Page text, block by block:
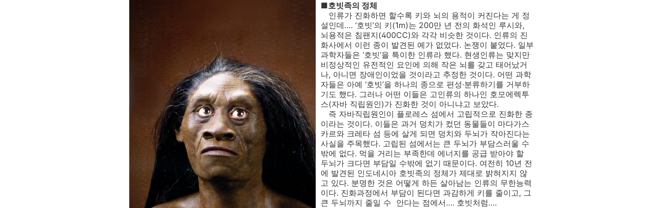
■호빗족의 정체
인류가 진화하면 할수록 키와 뇌의 용적이 커진다는 게 정
설인데…. ‘호빗’의 키(1m)는 200만 년 전의 화석인 루시와,
뇌용적은 침팬지(400CC)와 각각 비슷한 것이다. 인류의 진
화사에서 이런 종이 발견된 예가 없었다. 논쟁이 붙었다. 일부
과학자들은 ‘호빗’을 특이한 인류라 했다. 현생인류는 맞지만
비정상적인 유전적인 요인에 의해 작은 뇌를 갖고 태어났거
나, 아니면 장애인이었을 것이라고 추정한 것이다. 어떤 과학
자들은 아예 ‘호빗’을 하나의 종으로 편성·분류하기를 거부하
기도 했다. 그러나 어떤 이들은 고인류의 하나인 호모에렉투
스(자바 직립원인)가 진화한 것이 아니냐고 보았다.
즉 자바직립원인이 플로레스 섬에서 고립적으로 진화한 종
이라는 것이다. 이들은 과거 덩치가 컸던 동물들이 마다가스
카르와 크레타 섬 등에 살게 되면 덩치와 두뇌가 작아진다는
사실을 주목했다. 고립된 섬에서는 큰 두뇌가 부담스러울 수
밖에 없다. 먹을 거리는 부족한데 에너지를 공급 받아야 할
두뇌가 크다면 부담일 수밖에 없기 때문이다. 여전히 10년 전
에 발견된 인도네시아 호빗족의 정체가 제대로 밝혀지지 않
고 있다. 분명한 것은 어떻게 하든 살아남는 인류의 무한능력
이다. 진화과정에서 부담이 된다면 과감하게 키를 줄이고, 그
큰 두뇌까지 줄일 수 안다는 점에서…. 호빗처럼….